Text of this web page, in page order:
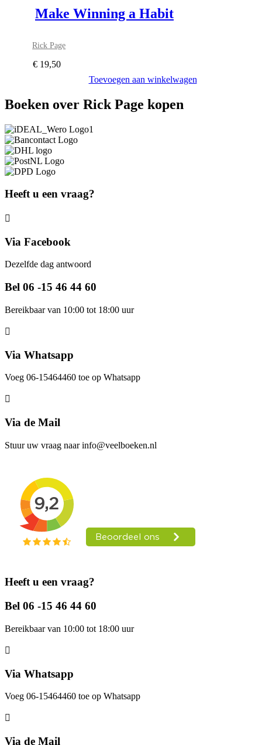
Make Winning a Habit
Rick Page
€ 19,50
Toevoegen aan winkelwagen
Boeken over Rick Page kopen
Heeft u een vraag?
Via Facebook
Dezelfde dag antwoord
Bel 06 -15 46 44 60
Bereikbaar van 10:00 tot 18:00 uur
Via Whatsapp
Voeg 06-15464460 toe op Whatsapp
Via de Mail
Stuur uw vraag naar info@veelboeken.nl
Heeft u een vraag?
Bel 06 -15 46 44 60
Bereikbaar van 10:00 tot 18:00 uur
Via Whatsapp
Voeg 06-15464460 toe op Whatsapp
Via de Mail